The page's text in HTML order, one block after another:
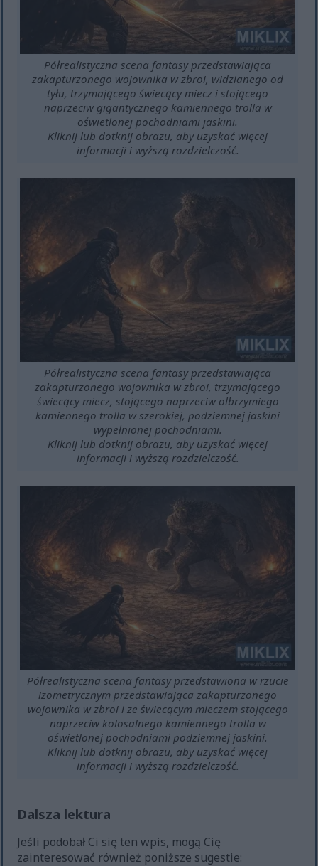
Półrealistyczna scena fantasy przedstawiająca
zakapturzonego wojownika w zbroi, widzianego od
tyłu, trzymającego świecący miecz i stojącego
naprzeciw gigantycznego kamiennego trolla w
oświetlonej pochodniami jaskini.
Kliknij lub dotknij obrazu, aby uzyskać więcej
informacji i wyższą rozdzielczość.
Półrealistyczna scena fantasy przedstawiająca
zakapturzonego wojownika w zbroi, trzymającego
świecący miecz, stojącego naprzeciw olbrzymiego
kamiennego trolla w szerokiej, podziemnej jaskini
wypełnionej pochodniami.
Kliknij lub dotknij obrazu, aby uzyskać więcej
informacji i wyższą rozdzielczość.
Półrealistyczna scena fantasy przedstawiona w rzucie
izometrycznym przedstawiająca zakapturzonego
wojownika w zbroi i ze świecącym mieczem stojącego
naprzeciw kolosalnego kamiennego trolla w
oświetlonej pochodniami podziemnej jaskini.
Kliknij lub dotknij obrazu, aby uzyskać więcej
informacji i wyższą rozdzielczość.
Dalsza lektura
Jeśli podobał Ci się ten wpis, mogą Cię
zainteresować również poniższe sugestie: